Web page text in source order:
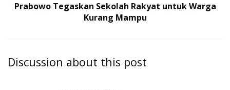
Prabowo Tegaskan Sekolah Rakyat untuk Warga
Kurang Mampu
Discussion about this post